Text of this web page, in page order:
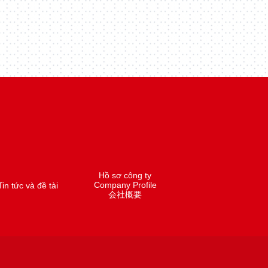
tức và đề tài
Hồ sơ công ty
Company Profile
会社概要